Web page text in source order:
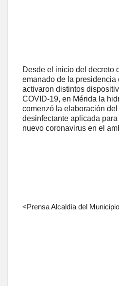
Desde el inicio del decreto
emanado de la presidencia
activaron distintos
COVID-19, en Mérida la
comenzó la elaboración
desinfectante aplicada
nuevo coronavirus en el
<Prensa Alcaldía del